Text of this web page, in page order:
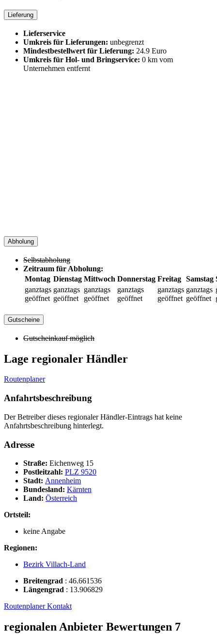
Lieferung
Lieferservice
Umkreis für Lieferungen: unbegrenzt
Mindestbestellwert für Lieferung: 24.9 Euro
Umkreis für Hol- und Bringservice: 0 km vom
Unternehmen entfernt
Abholung
Selbstabholung
Zeitraum für Abholung:
Montag Dienstag Mittwoch Donnerstag Freitag Samstag
ganztags
geöffnet
ganztags
geöffnet
ganztags
geöffnet
ganztags
geöffnet
ganztags
geöffnet
ganztags
geöffnet
Gutscheine
Gutscheinkauf möglich
Lage regionaler Händler
Routenplaner
Anfahrtsbeschreibung
Der Betreiber dieses regionaler Händler-Eintrags hat keine
Anfahrtsbeschreibung hinterlegt.
Adresse
Straße: Eichenweg 15
Postleitzahl: PLZ 9520
Stadt: Annenheim
Bundesland: Kärnten
Land: Österreich
Ortsteil:
keine Angabe
Regionen:
Bezirk Villach-Land
Breitengrad : 46.661536
Längengrad : 13.906829
RoutenplanerKontakt
regionalen Anbieter Bewertungen 7